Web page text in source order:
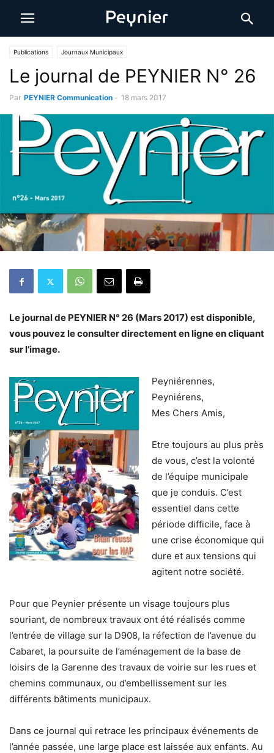
Publications Journaux Municipaux
Le journal de PEYNIER N° 26
Par PEYNIER Communication - 18 mars 2017
Le journal de PEYNIER N° 26 (Mars 2017) est disponible,
vous pouvez le consulter directement en ligne en cliquant
sur l’image.
Peyniérennes,
Peyniérens,
Mes Chers Amis,
Etre toujours au plus près
de vous, c’est la volonté
de l’équipe municipale
que je conduis. C’est
essentiel dans cette
période difficile, face à
une crise économique qui
dure et aux tensions qui
agitent notre société.
Pour que Peynier présente un visage toujours plus
souriant, de nombreux travaux ont été réalisés comme
l’entrée de village sur la D908, la réfection de l’avenue du
Cabaret, la poursuite de l’aménagement de la base de
loisirs de la Garenne des travaux de voirie sur les rues et
chemins communaux, ou d’embellissement sur les
différents bâtiments municipaux.
Dans ce journal qui retrace les principaux événements de
l’année passée, une large place est laissée aux enfants. Au